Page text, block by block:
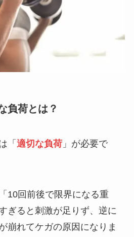
負荷とは？
「 適切な負荷」が必要で
10回前後で限界になる重
ぎると刺激が足りず、逆に
崩れてケガの原因になりま